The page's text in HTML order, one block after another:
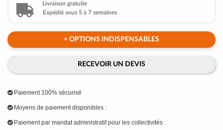
Livraison gratuite
Expédié sous 5 à 7 semaines
+ OPTIONS INDISPENSABLES
RECEVOIR UN DEVIS
Paiement 100% sécurisé
Moyens de paiement disponibles :
Paiement par mandat administratif pour les collectivités :